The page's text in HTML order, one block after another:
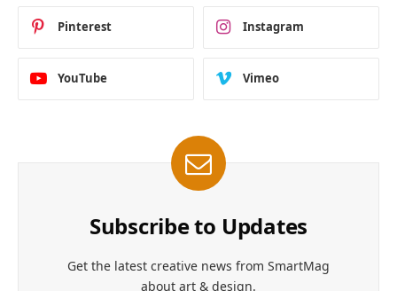
Pinterest Instagram
YouTube Vimeo
Subscribe to Updates
Get the latest creative news from SmartMag
about art & design.